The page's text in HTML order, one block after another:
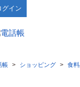
グイン
帳 > ショッピング > 食